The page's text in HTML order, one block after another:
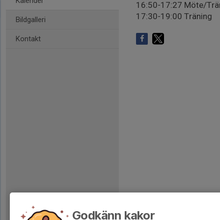
Bildgalleri
Kontakt
16:50-17:27 Möte/
17:30-19:00 Träning
Godkänn kakor